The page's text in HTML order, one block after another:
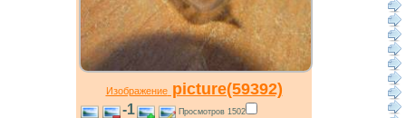
Изображениеpicture(59392)
-1 Просмотров 1502